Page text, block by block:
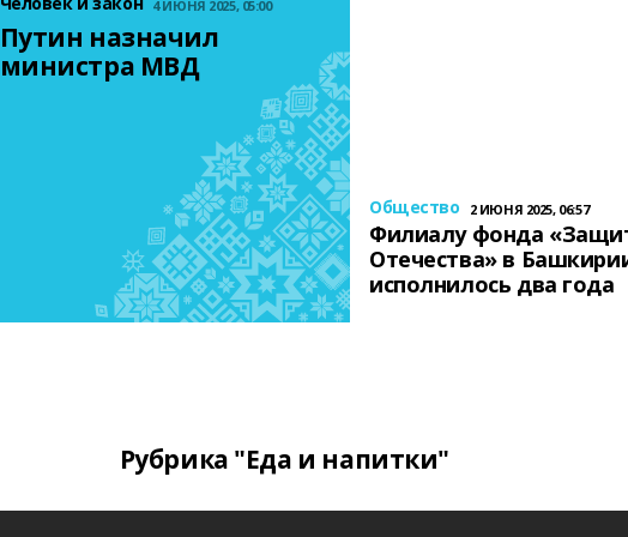
4 ИЮНЯ 2025, 05:00
Путин назначил
министра МВД
Общество 2 ИЮНЯ 2025, 06:57
Филиалу фонда
Отечества» в
исполнилось два года
Рубрика "Еда и напитки"